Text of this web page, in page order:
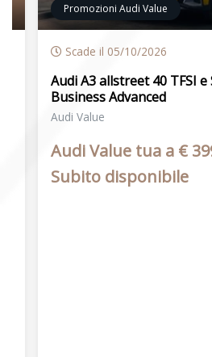
Promozioni Audi Value
Scade il 05/10/2026
Audi A3 allstreet 40 TFSI
Business Advanced
Audi Value
Audi Value tua a €
Subito disponibile